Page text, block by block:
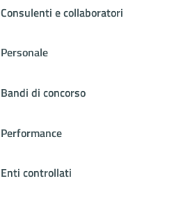
Consulenti e collaboratori
Personale
Bandi di concorso
Performance
Enti controllati